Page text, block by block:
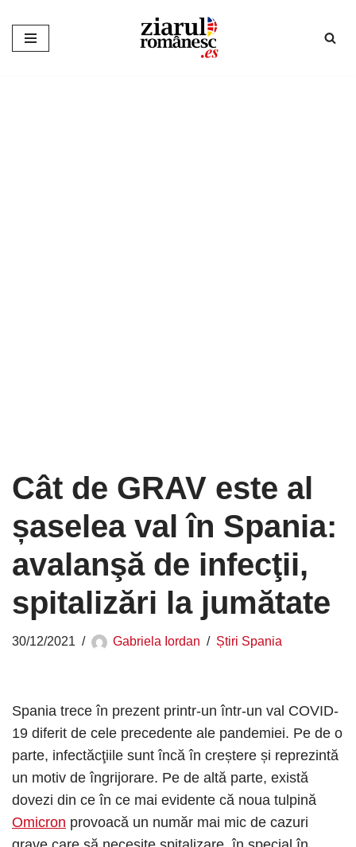
Sari
Cât de GRAV este al
șaselea val în Spania:
avalanşă de infecţii,
spitalizări la jumătate
30/12/2021 Gabriela Iordan Știri Spania
Spania trece în prezent printr-un într-un val COVID-
19 diferit de cele precedente ale pandemiei. Pe de o
parte, infectăcţiile sunt încă în creștere și reprezintă
un motiv de îngrijorare. Pe de altă parte, există
dovezi din ce în ce mai evidente că noua tulpină
Omicron provoacă un număr mai mic de cazuri